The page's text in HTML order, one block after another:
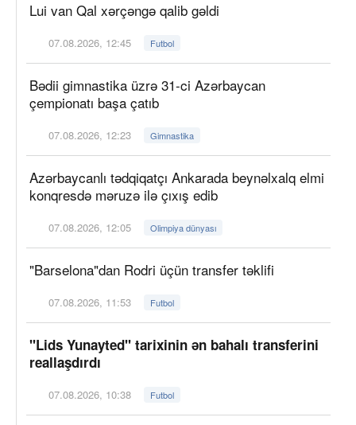
Lui van Qal xərçəngə qalib gəldi
07.08.2026, 12:45 Futbol
Bədii gimnastika üzrə 31-ci Azərbaycan
çempionatı başa çatıb
07.08.2026, 12:23 Gimnastika
Azərbaycanlı tədqiqatçı Ankarada beynəlxalq elmi
konqresdə məruzə ilə çıxış edib
07.08.2026, 12:05 Olimpiya dünyası
"Barselona"dan Rodri üçün transfer təklifi
07.08.2026, 11:53 Futbol
"Lids Yunayted" tarixinin ən bahalı transferini
reallaşdırdı
07.08.2026, 10:38 Futbol